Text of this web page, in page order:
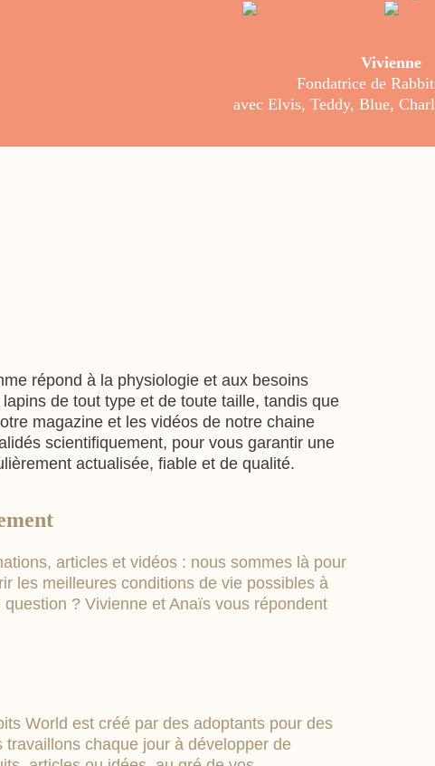
Vivienne
Fondatrice de
avec Elvis, Teddy, Blue,
répond à la physiologie et aux besoins
de tout type et de toute taille, tandis que
magazine et les vidéos de notre chaine
scientifiquement, pour vous garantir une
actualisée, fiable et de qualité.
articles et vidéos : nous sommes là pour
les meilleures conditions de vie possibles à
? Vivienne et Anaïs vous répondent
World est créé par des adoptants pour des
travaillons chaque jour à développer de